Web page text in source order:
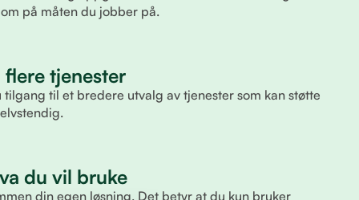
på måten du jobber på.
tjenester
tilgang til et bredere utvalg av tjenester som kan støtte
du vil bruke
din egen løsning. Det betyr at du kun bruker